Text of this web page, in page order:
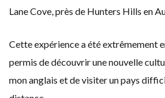
Lane Cove, près de Hunters Hills en
Cette expérience a été extrêmement
permis de découvrir une nouvelle
mon anglais et de visiter un pays